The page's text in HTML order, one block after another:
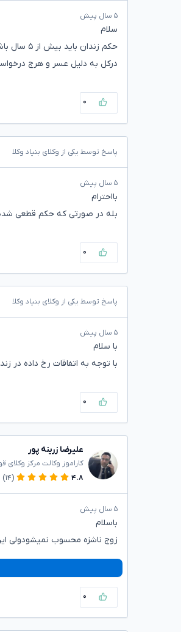
۵ سال پیش
سلام
حکم زندان باید بیش از ۵ سال باشد .
درکل به دلیل عسر و هرج
۰
پاسخ توسط یکی از وکلای بنیاد وکلا
۵ سال پیش
بااحترام
بله در صورتی که حکم قطعی
۰
پاسخ توسط یکی از وکلای بنیاد وکلا
۵ سال پیش
با سلام
با توجه به اتفاقات رخ داده در
۰
علیرضا زرینه پور
کاراموز وکالت مرکز وکلای
۴.۸
(۱۴)
۵ سال پیش
باسلام
زوج ناشزه محسوب نمیشودولی
۰